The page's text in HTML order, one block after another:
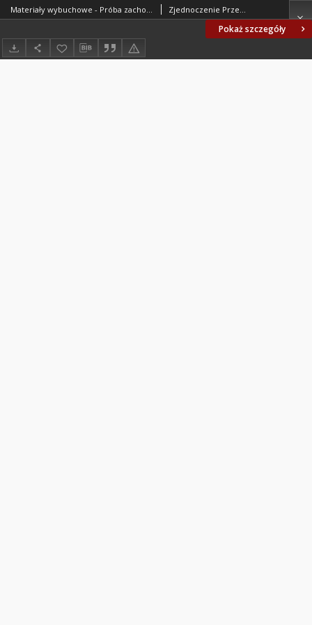
Pokaż szczegóły
Materiały wybuchowe - Próba zachowania się przy zetknięciu z powierzchnią stali ogrzanej do czerwonego żaru BN-64/6091-17 Zjednoczenie Przemysłu Organicznego i Tworzyw Sztucznych "Erg". Oprac.